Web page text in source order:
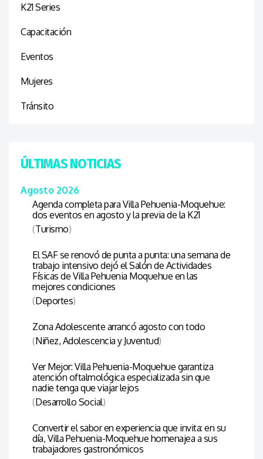
K21 Series
Capacitación
Eventos
Mujeres
Tránsito
ÚLTIMAS NOTICIAS
Agosto 2026
Agenda completa para Villa Pehuenia-Moquehue:
dos eventos en agosto y la previa de la K21
(Turismo)
El SAF se renovó de punta a punta: una semana de
trabajo intensivo dejó el Salón de Actividades
Físicas de Villa Pehuenia Moquehue en las
mejores condiciones
(Deportes)
Zona Adolescente arrancó agosto con todo
(Niñez, Adolescencia y Juventud)
Ver Mejor: Villa Pehuenia-Moquehue garantiza
atención oftalmológica especializada sin que
nadie tenga que viajar lejos
(Desarrollo Social)
Convertir el sabor en experiencia que invita: en su
día, Villa Pehuenia-Moquehue homenajea a sus
trabajadores gastronómicos